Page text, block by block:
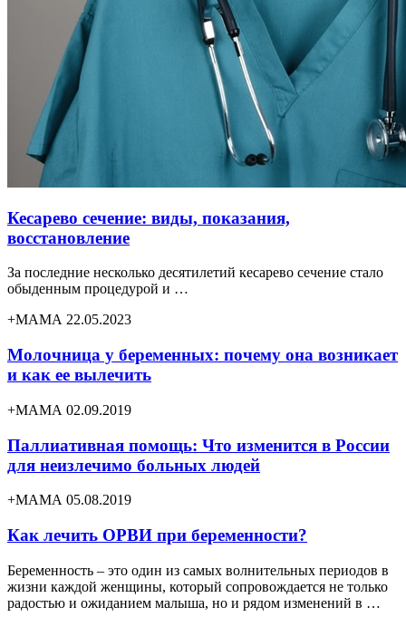
Кесарево сечение: виды, показания,
восстановление
За последние несколько десятилетий кесарево сечение стало
обыденным процедурой и …
+МАМА 22.05.2023
Молочница у беременных: почему она возникает
и как ее вылечить
+МАМА 02.09.2019
Паллиативная помощь: Что изменится в России
для неизлечимо больных людей
+МАМА 05.08.2019
Как лечить ОРВИ при беременности?
Беременность – это один из самых волнительных периодов в
жизни каждой женщины, который сопровождается не только
радостью и ожиданием малыша, но и рядом изменений в …